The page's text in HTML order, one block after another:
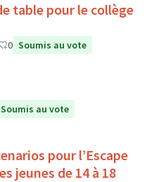
table pour le collège
0 Soumis au vote
Soumis au vote
pour l’Escape
jeunes de 14 à 18